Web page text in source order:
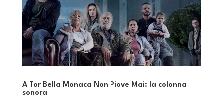
A Tor Bella Monaca Non Piove Mai: la colonna
sonora